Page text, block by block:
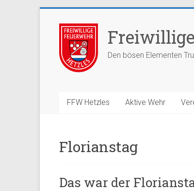
springen
Den bösen Elementen
FFW Hetzles Aktive Wehr
Florianstag
Das war der